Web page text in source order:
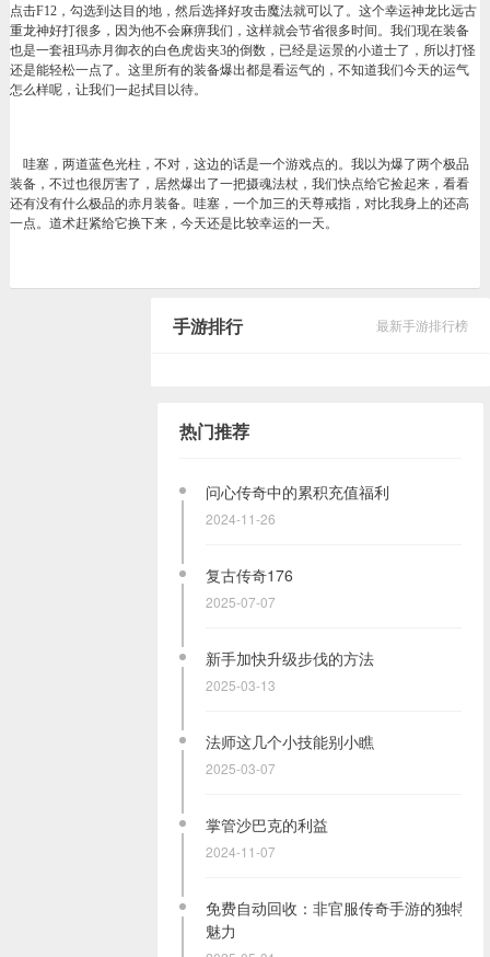
点击F12，勾选到达目的地，然后选择好攻击魔法就可以了。这个幸运神龙比远古
重龙神好打很多，因为他不会麻痹我们，这样就会节省很多时间。我们现在装备
也是一套祖玛赤月御衣的白色虎齿夹3的倒数，已经是运景的小道士了，所以打怪
还是能轻松一点了。这里所有的装备爆出都是看运气的，不知道我们今天的运气
怎么样呢，让我们一起拭目以待。
哇塞，两道蓝色光柱，不对，这边的话是一个游戏点的。我以为爆了两个极品
装备，不过也很厉害了，居然爆出了一把摄魂法杖，我们快点给它捡起来，看看
还有没有什么极品的赤月装备。哇塞，一个加三的天尊戒指，对比我身上的还高
一点。道术赶紧给它换下来，今天还是比较幸运的一天。
最新手游排行榜
手游排行
热门推荐
问心传奇中的累积充值福利
2024-11-26
复古传奇176
2025-07-07
新手加快升级步伐的方法
2025-03-13
法师这几个小技能别小瞧
2025-03-07
掌管沙巴克的利益
2024-11-07
免费自动回收：非官服传奇手游的独特
魅力